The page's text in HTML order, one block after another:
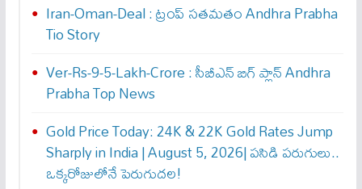
Iran-Oman-Deal : ట్రంప్ స‌త‌మ‌తం Andhra Prabha
Tio Story
Ver-Rs-9-5-Lakh-Crore : సీబీఎన్ బిగ్ ప్లాన్ Andhra
Prabha Top News
Gold Price Today: 24K & 22K Gold Rates Jump
Sharply in India | August 5, 2026| పసిడి పరుగులు..
ఒక్కరోజులోనే పెరుగుద‌ల‌!